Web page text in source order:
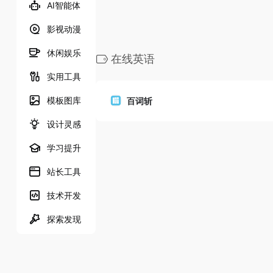
AI智能体
影视动漫
休闲娱乐
实用工具
模板图库
设计灵感
学习提升
站长工具
技术开发
探索发现
在线英语
百词斩